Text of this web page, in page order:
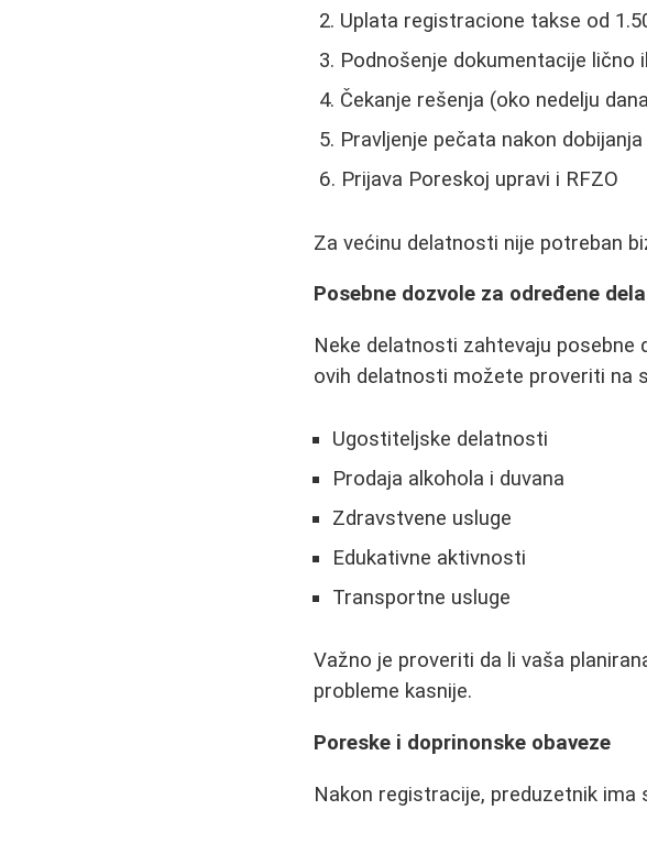
Uplata registracione takse od
Podnošenje dokumentacije lično
Čekanje rešenja (oko nedelju
Pravljenje pečata nakon
Prijava Poreskoj upravi i RFZO
Za većinu delatnosti nije potreban
Posebne dozvole za određene
Neke delatnosti zahtevaju
ovih delatnosti možete proveriti na
Ugostiteljske delatnosti
Prodaja alkohola i duvana
Zdravstvene usluge
Edukativne aktivnosti
Transportne usluge
Važno je proveriti da li vaša
probleme kasnije.
Poreske i doprinonske obaveze
Nakon registracije, preduzetnik ima